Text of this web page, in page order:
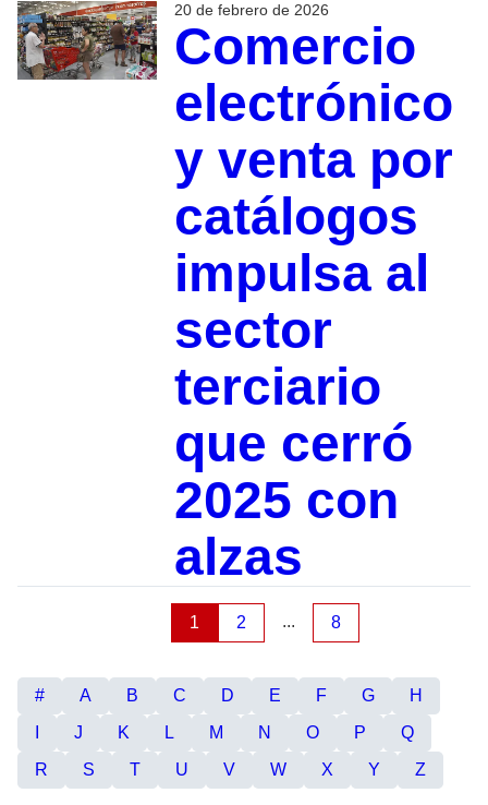
20 de febrero de 2026
Comercio
electrónico
y venta por
catálogos
impulsa al
sector
terciario
que cerró
2025 con
alzas
1 2 ... 8
# A B C D E F G
H
J K L M N O P
Q
R
S T U V W X Y Z